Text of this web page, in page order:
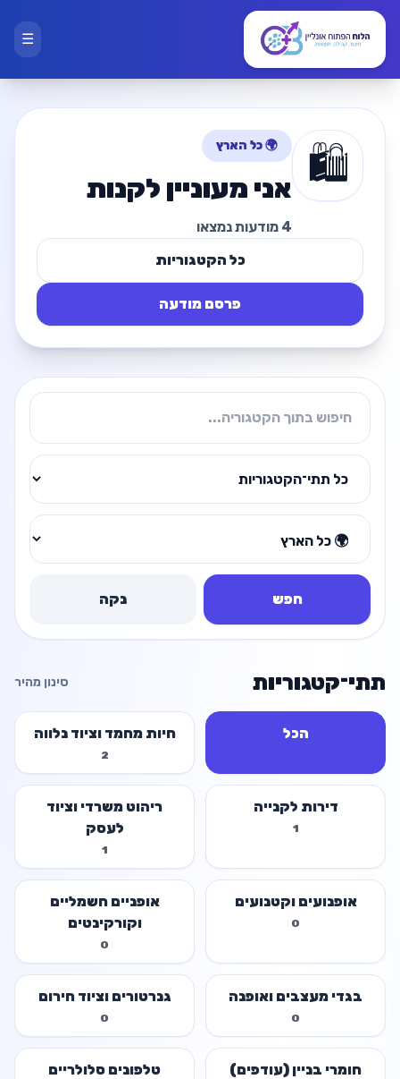
☰
🛍️ 🌍 כל הארץ
אני מעוניין לקנות
4 מודעות נמצאו
כל הקטגוריות
פרסם מודעה
חפש נקה
תתי־קטגוריות סינון מהיר
הכל חיות מחמד וציוד נלווה
2
דירות לקנייה
1
ריהוט משרדי וציוד
לעסק
1
אופנועים וקטנועים
0
אופניים חשמליים
וקורקינטים
0
בגדי מעצבים ואופנה
0
גנרטורים וציוד חירום
0
חומרי בניין (עודפים)
טלפונים סלולריים